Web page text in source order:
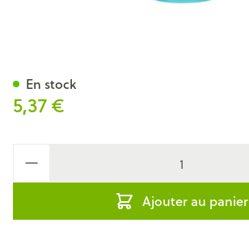
5,37 €
Ajouter au panier
En stock